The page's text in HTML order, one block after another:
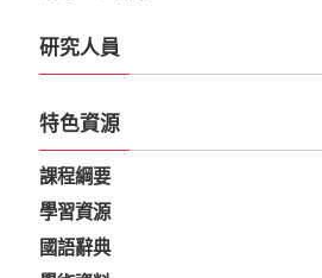
研究人員
特色資源
課程綱要
學習資源
國語辭典